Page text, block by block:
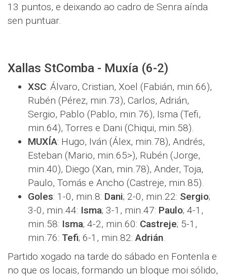
13 puntos, e deixando ao cadro de Senra aínda
sen puntuar.
Xallas StComba - Muxía (6-2)
XSC: Álvaro, Cristian, Xoel (Fabián, min.66),
Rubén (Pérez, min.73), Carlos, Adrián,
Sergio, Pablo (Pablo, min.76), Isma (Tefi,
min.64), Torres e Dani (Chiqui, min.58).
MUXÍA: Hugo, Iván (Álex, min.78), Andrés,
Esteban (Mario, min.65>), Rubén (Jorge,
min.40), Diego (Xan, min.78), Ander, Toja,
Paulo, Tomás e Ancho (Castreje, min.85).
Goles: 1-0, min.8: Dani; 2-0, min.22: Sergio;
3-0, min.44: Isma; 3-1, min.47: Paulo; 4-1,
min.58: Isma; 4-2, min.60: Castreje; 5-1,
min.76: Tefi; 6-1, min.82:Adrián.
Partido xogado na tarde do sábado en Fontenla e
no que os locais, formando un bloque moi sólido,